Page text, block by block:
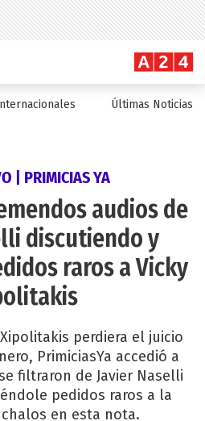
Últimas Noticias
| PRIMICIAS YA
audios de
discutiendo y
raros a Vicky
perdiera el juicio
PrimiciasYa accedió a
filtraron de Javier Naselli
pedidos raros a la
en esta nota.